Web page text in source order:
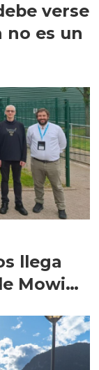
verse
no es un
llega
Mowi